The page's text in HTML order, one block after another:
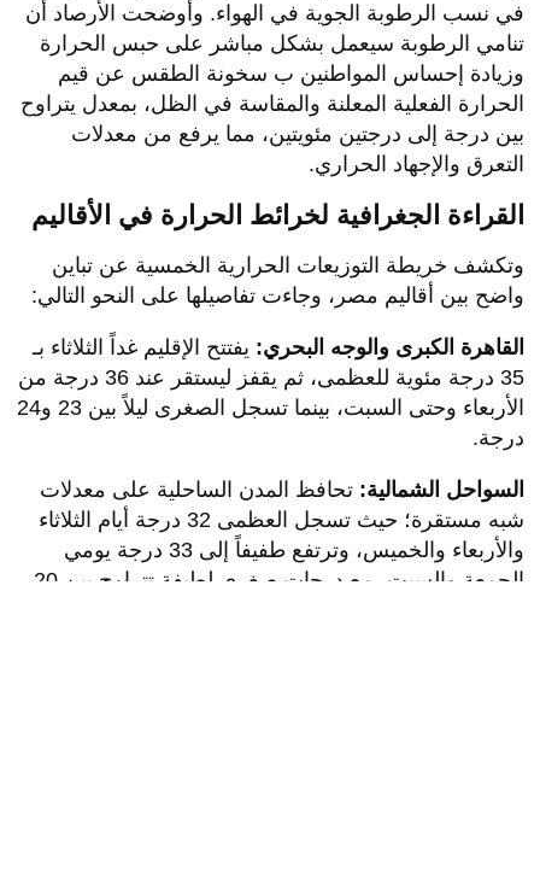
في نسب الرطوبة الجوية في الهواء. وأوضحت الأرصاد أن
تنامي الرطوبة سيعمل بشكل مباشر على حبس الحرارة
وزيادة إحساس المواطنين ب سخونة الطقس عن قيم
الحرارة الفعلية المعلنة والمقاسة في الظل، بمعدل يتراوح
بين درجة إلى درجتين مئويتين، مما يرفع من معدلات
التعرق والإجهاد الحراري.
​القراءة الجغرافية لخرائط الحرارة في الأقاليم
​وتكشف خريطة التوزيعات الحرارية الخمسية عن تباين
واضح بين أقاليم مصر، وجاءت تفاصيلها على النحو التالي:
القاهرة الكبرى والوجه البحري: يفتتح الإقليم غداً الثلاثاء بـ
35 درجة مئوية للعظمى، ثم يقفز ليستقر عند 36 درجة من
الأربعاء وحتى السبت، بينما تسجل الصغرى ليلاً بين 23 و24
درجة.
السواحل الشمالية: تحافظ المدن الساحلية على معدلات
شبه مستقرة؛ حيث تسجل العظمى 32 درجة أيام الثلاثاء
والأربعاء والخميس، وترتفع طفيفاً إلى 33 درجة يومي
الجمعة والسبت، مع درجات صغرى لطيفة تتراوح بين 20